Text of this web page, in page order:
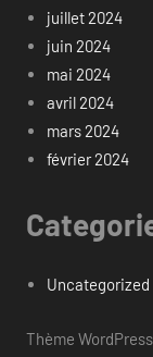
juillet 2024
juin 2024
mai 2024
avril 2024
mars 2024
février 2024
Uncategorized
Thème